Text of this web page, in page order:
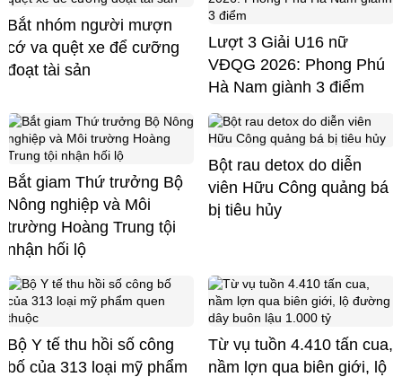
Bắt nhóm người mượn
cớ va quệt xe để cưỡng
đoạt tài sản
Lượt 3 Giải U16 nữ
VĐQG 2026: Phong Phú
Hà Nam giành 3 điểm
Bắt giam Thứ trưởng Bộ
Nông nghiệp và Môi
trường Hoàng Trung tội
nhận hối lộ
Bột rau detox do diễn
viên Hữu Công quảng bá
bị tiêu hủy
Bộ Y tế thu hồi số công
bố của 313 loại mỹ phẩm
Từ vụ tuồn 4.410 tấn cua,
nầm lợn qua biên giới, lộ